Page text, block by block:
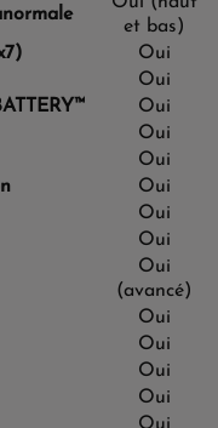
et bas)
Oui
Oui
Oui
Oui
Oui
Oui
Oui
Oui
Oui
(avancé)
Oui
Oui
Oui
Oui